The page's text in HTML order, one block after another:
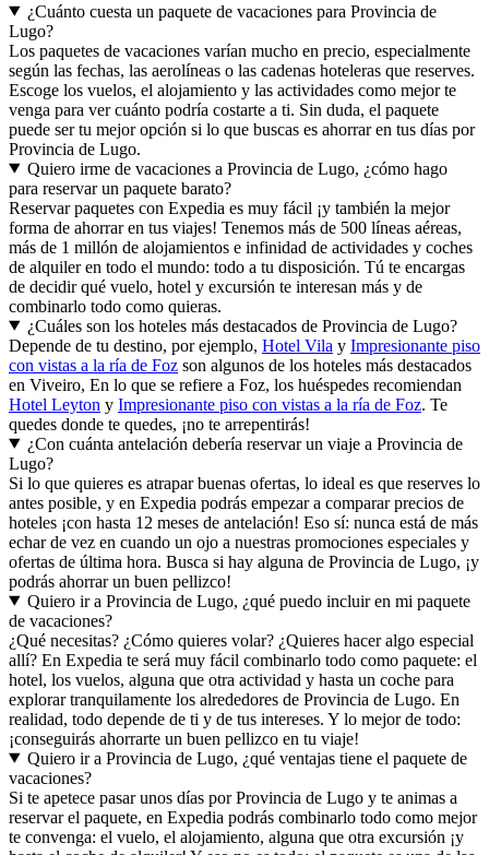
¿Cuánto cuesta un paquete de vacaciones para Provincia de
Lugo?
Los paquetes de vacaciones varían mucho en precio, especialmente
según las fechas, las aerolíneas o las cadenas hoteleras que reserves.
Escoge los vuelos, el alojamiento y las actividades como mejor te
venga para ver cuánto podría costarte a ti. Sin duda, el paquete
puede ser tu mejor opción si lo que buscas es ahorrar en tus días por
Provincia de Lugo.
Quiero irme de vacaciones a Provincia de Lugo, ¿cómo hago
para reservar un paquete barato?
Reservar paquetes con Expedia es muy fácil ¡y también la mejor
forma de ahorrar en tus viajes! Tenemos más de 500 líneas aéreas,
más de 1 millón de alojamientos e infinidad de actividades y coches
de alquiler en todo el mundo: todo a tu disposición. Tú te encargas
de decidir qué vuelo, hotel y excursión te interesan más y de
combinarlo todo como quieras.
¿Cuáles son los hoteles más destacados de Provincia de Lugo?
Depende de tu destino, por ejemplo, Hotel Vila y Impresionante piso
con vistas a la ría de Foz son algunos de los hoteles más destacados
en Viveiro, En lo que se refiere a Foz, los huéspedes recomiendan
Hotel Leyton y Impresionante piso con vistas a la ría de Foz. Te
quedes donde te quedes, ¡no te arrepentirás!
¿Con cuánta antelación debería reservar un viaje a Provincia de
Lugo?
Si lo que quieres es atrapar buenas ofertas, lo ideal es que reserves lo
antes posible, y en Expedia podrás empezar a comparar precios de
hoteles ¡con hasta 12 meses de antelación! Eso sí: nunca está de más
echar de vez en cuando un ojo a nuestras promociones especiales y
ofertas de última hora. Busca si hay alguna de Provincia de Lugo, ¡y
podrás ahorrar un buen pellizco!
Quiero ir a Provincia de Lugo, ¿qué puedo incluir en mi paquete
de vacaciones?
¿Qué necesitas? ¿Cómo quieres volar? ¿Quieres hacer algo especial
allí? En Expedia te será muy fácil combinarlo todo como paquete: el
hotel, los vuelos, alguna que otra actividad y hasta un coche para
explorar tranquilamente los alrededores de Provincia de Lugo. En
realidad, todo depende de ti y de tus intereses. Y lo mejor de todo:
¡conseguirás ahorrarte un buen pellizco en tu viaje!
Quiero ir a Provincia de Lugo, ¿qué ventajas tiene el paquete de
vacaciones?
Si te apetece pasar unos días por Provincia de Lugo y te animas a
reservar el paquete, en Expedia podrás combinarlo todo como mejor
te convenga: el vuelo, el alojamiento, alguna que otra excursión ¡y